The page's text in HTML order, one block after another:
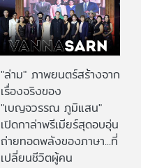
"ล่าม" ภาพยนตร์สร้างจาก
เรื่องจริงของ
"เบญจวรรณ ภูมิแสน"
เปิดกาล่าพรีเมียร์สุดอบอุ่น
ถ่ายทอดพลังของภาษา...ที่
เปลี่ยนชีวิตผู้คน